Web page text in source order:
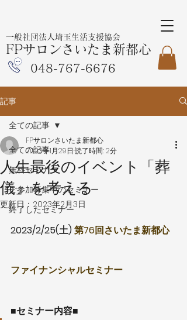
一般社団法人埼玉生活支援協会
FPサロンさいたま新都心
048-767-6676
記事
全ての記事
無料セミナー
ご参加募集中のセミナー
終了したセミナー
全ての記事
人生最後のイベント「葬
儀」を考える
FPサロンさいたま新都心
2023年1月29日 読了時間: 2分
更新日： 2023年2月3日
2023/2/25(土) 第76回さいたま新都心
ファイナンシャルセミナー
■セミナー内容■